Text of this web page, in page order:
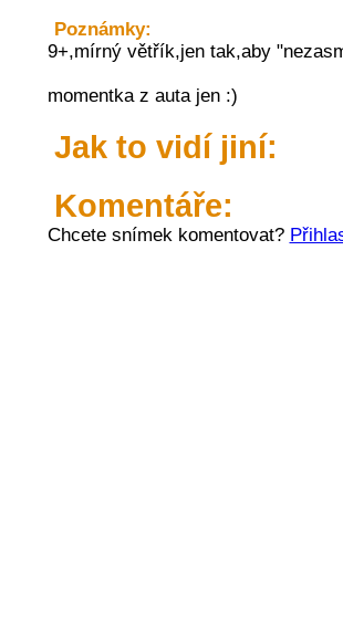
Poznámky:
9+,mírný větřík,jen tak,aby
momentka z auta jen :)
Jak to vidí jiní:
Komentáře:
Chcete snímek komentovat?